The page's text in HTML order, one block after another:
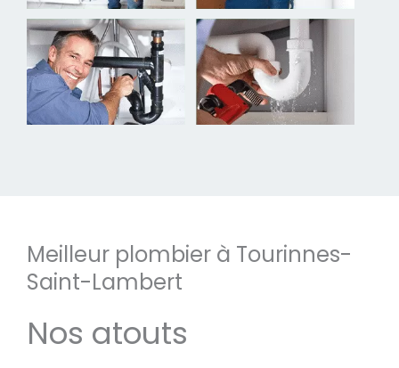
Meilleur plombier à Tourinnes-
Saint-Lambert
Nos atouts